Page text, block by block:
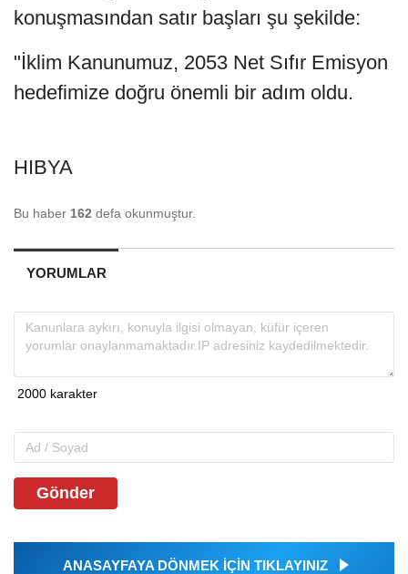
konuşmasından satır başları şu şekilde:
"İklim Kanunumuz, 2053 Net Sıfır Emisyon
hedefimize doğru önemli bir adım oldu.
HIBYA
Bu haber 162 defa okunmuştur.
YORUMLAR
Gönder
ANASAYFAYA DÖNMEK İÇİN TIKLAYINIZ